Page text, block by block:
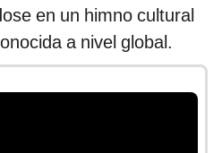
en un himno cultural
a nivel global.